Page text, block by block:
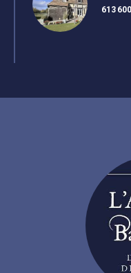
613